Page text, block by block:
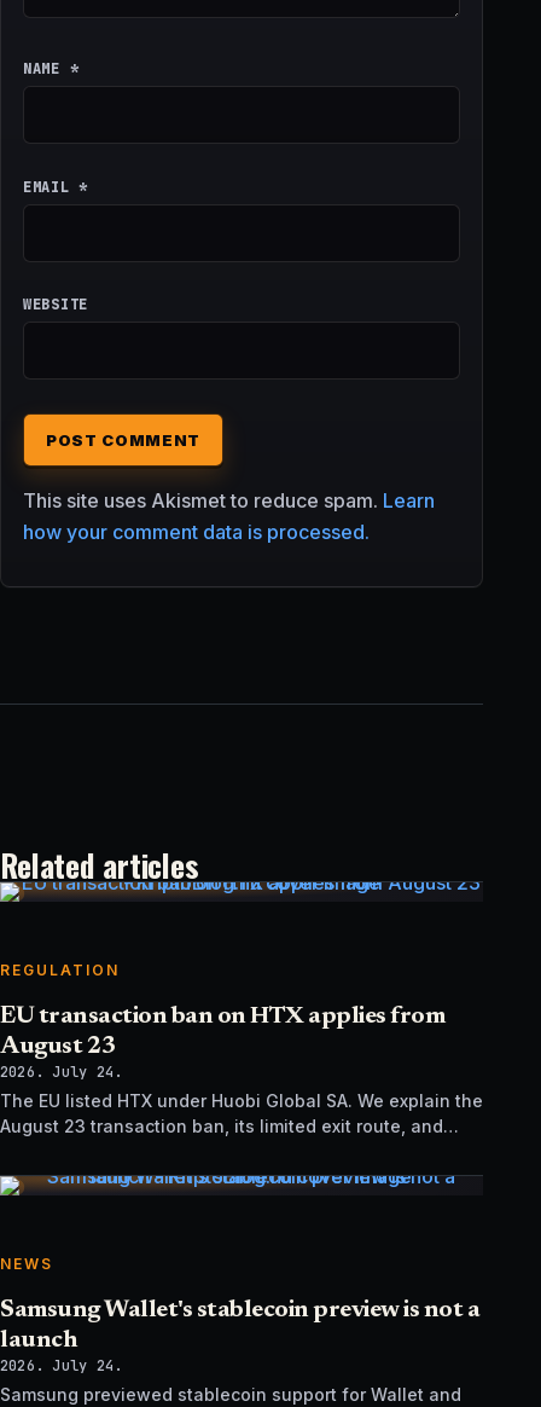
NAME *
EMAIL*
WEBSITE
This site uses Akismet to reduce spam. Learn
how your comment data is processed.
Related articles
REGULATION
EU transaction ban on HTX applies from
August 23
2026. July 24.
The EU listed HTX under Huobi Global SA. We explain the
August 23 transaction ban, its limited exit route, and
NEWS
Samsung Wallet's stablecoin preview is not a
launch
2026. July 24.
Samsung previewed stablecoin support for Wallet and